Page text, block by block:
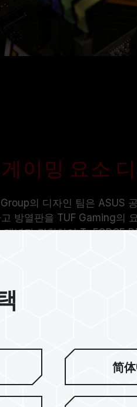
게이밍 요소
의 디자인 팀은 ASUS
방열판을 TUF Gaming의
개념과 결합하여 T- FORCE
는 e-스포츠 플레이어에게
简